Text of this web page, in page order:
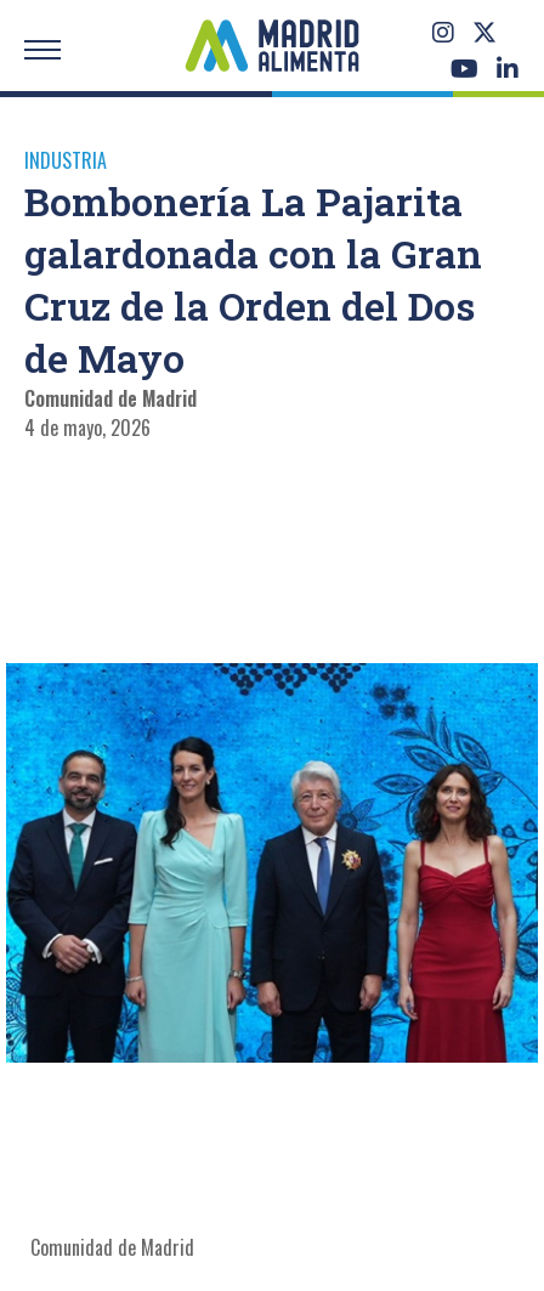
INDUSTRIA
Bombonería La Pajarita
galardonada con la Gran
Cruz de la Orden del Dos
de Mayo
Comunidad de Madrid
4 de mayo, 2026
Comunidad de Madrid